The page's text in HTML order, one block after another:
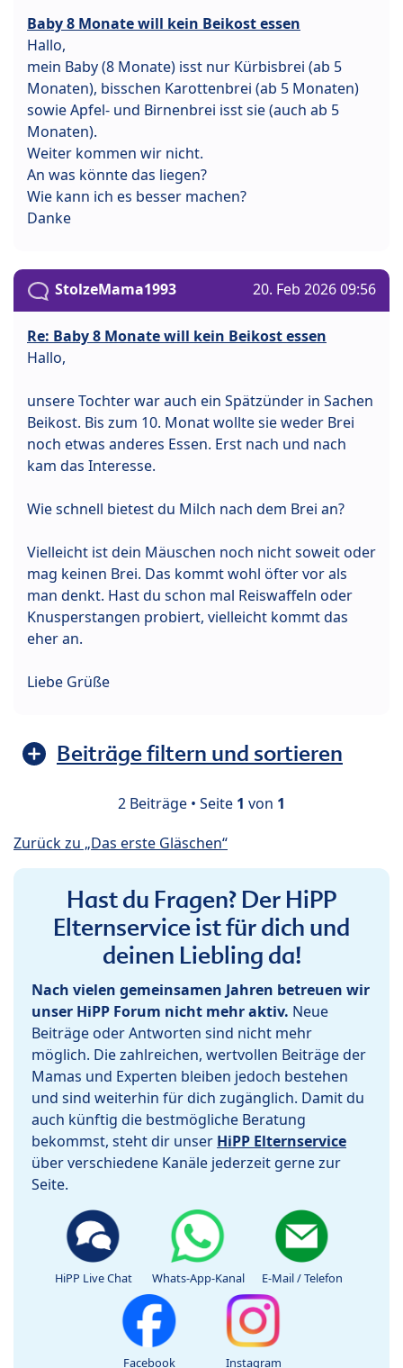
Baby 8 Monate will kein Beikost essen
Hallo,
mein Baby (8 Monate) isst nur Kürbisbrei (ab 5
Monaten), bisschen Karottenbrei (ab 5 Monaten)
sowie Apfel- und Birnenbrei isst sie (auch ab 5
Monaten).
Weiter kommen wir nicht.
An was könnte das liegen?
Wie kann ich es besser machen?
Danke
StolzeMama1993 20. Feb 2026 09:56
Re: Baby 8 Monate will kein Beikost essen
Hallo,
unsere Tochter war auch ein Spätzünder in Sachen
Beikost. Bis zum 10. Monat wollte sie weder Brei
noch etwas anderes Essen. Erst nach und nach
kam das Interesse.
Wie schnell bietest du Milch nach dem Brei an?
Vielleicht ist dein Mäuschen noch nicht soweit oder
mag keinen Brei. Das kommt wohl öfter vor als
man denkt. Hast du schon mal Reiswaffeln oder
Knusperstangen probiert, vielleicht kommt das
eher an.
Liebe Grüße
Beiträge filtern und sortieren
2 Beiträge • Seite 1 von 1
Zurück zu „Das erste Gläschen“
Hast du Fragen? Der HiPP
Elternservice ist für dich und
deinen Liebling da!
Nach vielen gemeinsamen Jahren betreuen wir
unser HiPP Forum nicht mehr aktiv. Neue
Beiträge oder Antworten sind nicht mehr
möglich. Die zahlreichen, wertvollen Beiträge der
Mamas und Experten bleiben jedoch bestehen
und sind weiterhin für dich zugänglich. Damit du
auch künftig die bestmögliche Beratung
bekommst, steht dir unser HiPP Elternservice
über verschiedene Kanäle jederzeit gerne zur
Seite.
HiPP Live Chat Whats-App-Kanal E-Mail / Telefon
Facebook Instagram